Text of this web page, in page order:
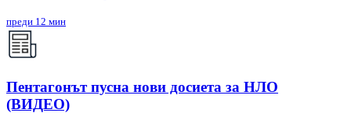
преди 12 мин
Пентагонът пусна нови досиета за НЛО
(ВИДЕО)